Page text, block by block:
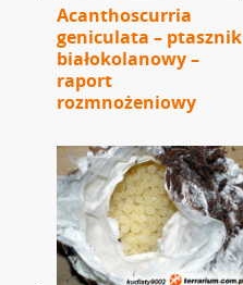
Acanthoscurria
geniculata – ptasznik
białokolanowy –
raport
rozmnożeniowy